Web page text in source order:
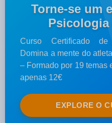
Torne-se um
Curso Certificado de
Domina a mente do
– Formado por 19 temas
apenas 12€
EXPLORE O